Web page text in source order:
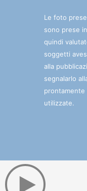
Le foto
sono prese
quindi
soggetti
alla
segnalarlo
prontamente
utilizzate.